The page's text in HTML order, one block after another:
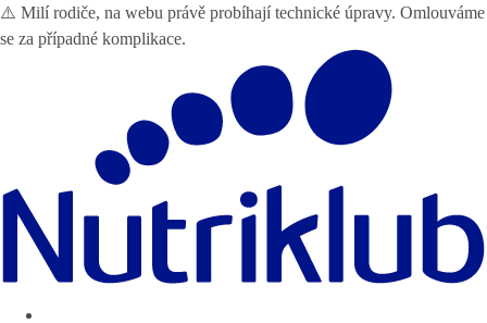
⚠️ Milí rodiče, na webu právě probíhají technické úpravy. Omlouváme
se za případné komplikace.